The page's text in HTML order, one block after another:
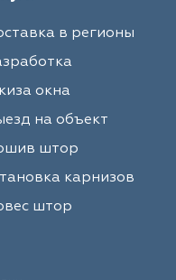
в регионы
окна
на объект
штор
карнизов
штор